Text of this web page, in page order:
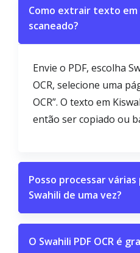
Como extrair texto em
scaneado?
Envie o PDF, escolha
OCR, selecione uma
OCR”. O texto em
então ser copiado ou
Posso processar várias
Swahili de uma vez?
O Swahili PDF OCR é